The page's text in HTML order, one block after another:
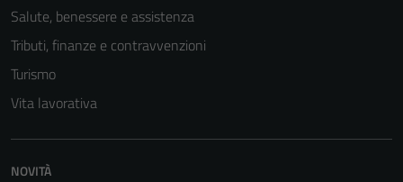
Salute, benessere e assistenza
Tributi, finanze e contravvenzioni
Turismo
Vita lavorativa
NOVITÀ